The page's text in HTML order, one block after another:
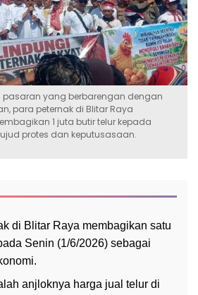
pasaran yang berbarengan dengan
para peternak di Blitar Raya
1 juta butir telur kepada
protes dan keputusasaan.
di Blitar Raya membagikan satu
Senin (1/6/2026) sebagai
anjloknya harga jual telur di